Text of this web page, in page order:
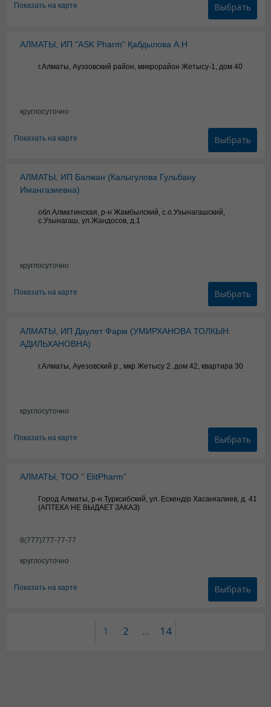
Показать на карте Выбрать
АЛМАТЫ, ИП "ASK Pharm" Қабдылова А.Н
г.Алматы, Ауэзовский район, микрорайон Жетысу-1, дом 40
круглосуточно
Показать на карте Выбрать
АЛМАТЫ, ИП Балжан (Калыгулова Гульбану
Имангазиевна)
обл.Алматинская, р-н Жамбылский, с.о.Узынагашский,
с.Узынагаш, ул.Жандосов, д.1
круглосуточно
Показать на карте Выбрать
АЛМАТЫ, ИП Даулет Фарм (УМИРХАНОВА ТОЛКЫН
АДИЛЬХАНОВНА)
г.Алматы, Ауезовский р., мкр Жетысу 2. дом 42, квартира 30
круглосуточно
Показать на карте Выбрать
АЛМАТЫ, ТОО " ElitPharm"
Город Алматы, р-н Турксибский, ул. Ескендір Хасанғалиев, д. 41
(АПТЕКА НЕ ВЫДАЕТ ЗАКАЗ)
8(777)777-77-77
круглосуточно
Показать на карте Выбрать
1 2 ... 14